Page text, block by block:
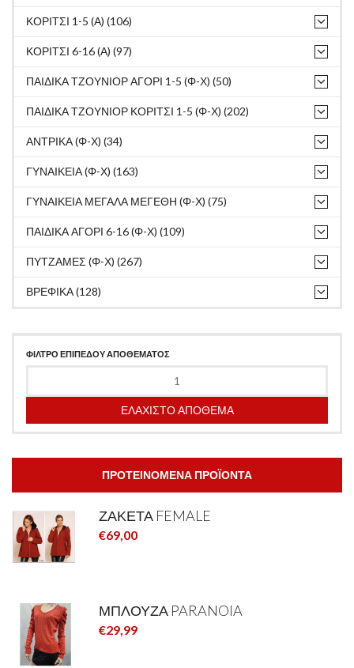
ΚΟΡΙΤΣΙ 1-5 (Α) (106)
ΚΟΡΙΤΣΙ 6-16 (Α) (97)
ΠΑΙΔΙΚΑ ΤΖΟΥΝΙΟΡ ΑΓΟΡΙ 1-5 (Φ-Χ) (50)
ΠΑΙΔΙΚΑ ΤΖΟΥΝΙΟΡ ΚΟΡΙΤΣΙ 1-5 (Φ-Χ) (202)
ΑΝΤΡΙΚΑ (Φ-Χ) (34)
ΓΥΝΑΙΚΕΙΑ (Φ-Χ) (163)
ΓΥΝΑΙΚΕΙΑ ΜΕΓΑΛΑ ΜΕΓΕΘΗ (Φ-Χ) (75)
ΠΑΙΔΙΚΑ ΑΓΟΡΙ 6-16 (Φ-Χ) (109)
ΠΥΤΖΑΜΕΣ (Φ-Χ) (267)
ΒΡΕΦΙΚΑ (128)
ΦΙΛΤΡΟ ΕΠΙΠΕΔΟΥ ΑΠΟΘΕΜΑΤΟΣ
ΕΛΑΧΙΣΤΟ ΑΠΟΘΕΜΑ
ΠΡΟΤΕΙΝΟΜΕΝΑ ΠΡΟΪΟΝΤΑ
ΖΑΚΕΤΑ FEMALE
€69,00
ΜΠΛΟΥΖΑ PARANOIA
€29,99